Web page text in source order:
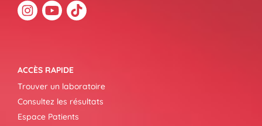
ACCÈS RAPIDE
Trouver un laboratoire
Consultez les résultats
Espace Patients